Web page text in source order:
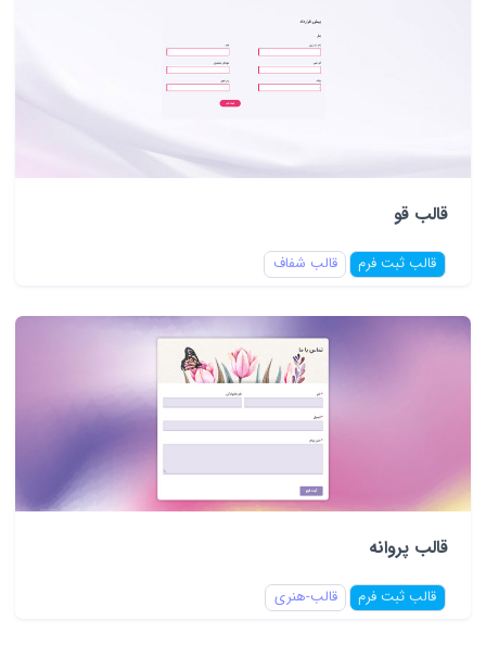
قالب قو
قالب ثبت فرم قالب شفاف
قالب پروانه
قالب ثبت فرم قالب-هنری